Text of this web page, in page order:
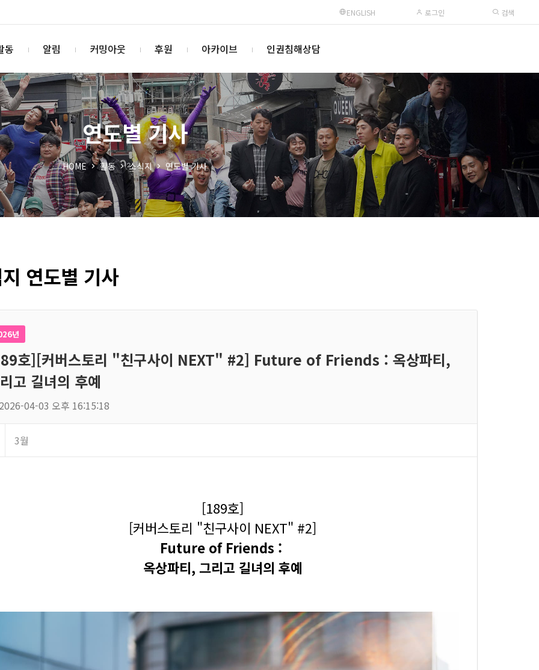
ENGLISH 로그인 검색
동 알림 커밍아웃 후원 아카이브 인권침해상담
연도별 기사
HOME 활동 소식지 연도별 기사
연도별 기사
년
호][커버스토리 "친구사이 NEXT" #2] Future of Friends : 옥상파티,
고 길녀의 후예
04-03 오후 16:15:18
3월
[189호]
[커버스토리 "친구사이 NEXT" #2]
Future of Friends :
옥상파티, 그리고 길녀의 후예